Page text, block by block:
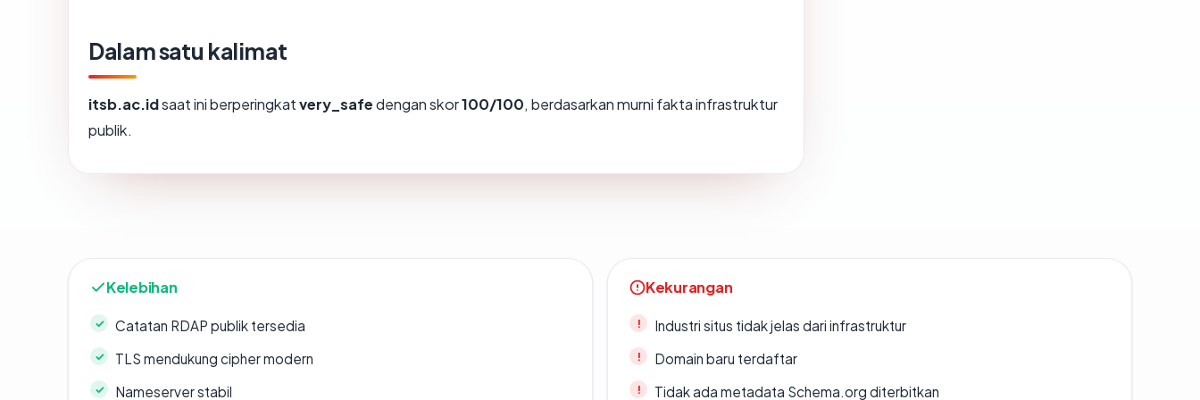
Dalam satu kalimat
itsb.ac.idsaat ini berperingkatvery_safedengan skor100/100, berdasarkan murni fakta infrastruktur
publik.
Kelebihan
Catatan RDAP publik tersedia
TLS mendukung cipher modern
Nameserver stabil
Kekurangan
Industri situs tidak jelas dari infrastruktur
Domain baru terdaftar
Tidak ada metadata Schema.org diterbitkan